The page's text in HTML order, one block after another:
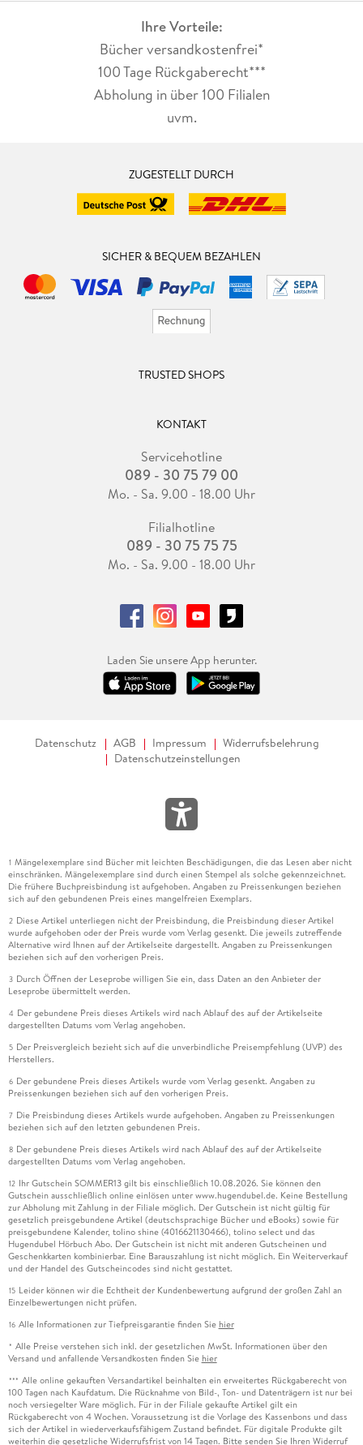
Ihre Vorteile:
Bücher versandkostenfrei*
100 Tage Rückgaberecht***
Abholung in über 100 Filialen
uvm.
ZUGESTELLT DURCH
SICHER & BEQUEM BEZAHLEN
TRUSTED SHOPS
KONTAKT
Servicehotline
089 - 30 75 79 00
Mo. - Sa. 9.00 - 18.00 Uhr
Filialhotline
089 - 30 75 75 75
Mo. - Sa. 9.00 - 18.00 Uhr
Laden Sie unsere App herunter.
Datenschutz AGB Impressum
Widerrufsbelehrung
Datenschutzeinstellungen
1 Mängelexemplare sind Bücher mit leichten Beschädigungen, die das Lesen aber nicht
einschränken. Mängelexemplare sind durch einen Stempel als solche gekennzeichnet.
Die frühere Buchpreisbindung ist aufgehoben. Angaben zu Preissenkungen beziehen
sich auf den gebundenen Preis eines mangelfreien Exemplars.
2 Diese Artikel unterliegen nicht der Preisbindung, die Preisbindung dieser Artikel
wurde aufgehoben oder der Preis wurde vom Verlag gesenkt. Die jeweils zutreffende
Alternative wird Ihnen auf der Artikelseite dargestellt. Angaben zu Preissenkungen
beziehen sich auf den vorherigen Preis.
3 Durch Öffnen der Leseprobe willigen Sie ein, dass Daten an den Anbieter der
Leseprobe übermittelt werden.
4 Der gebundene Preis dieses Artikels wird nach Ablauf des auf der Artikelseite
dargestellten Datums vom Verlag angehoben.
5 Der Preisvergleich bezieht sich auf die unverbindliche Preisempfehlung (UVP) des
Herstellers.
6 Der gebundene Preis dieses Artikels wurde vom Verlag gesenkt. Angaben zu
Preissenkungen beziehen sich auf den vorherigen Preis.
7 Die Preisbindung dieses Artikels wurde aufgehoben. Angaben zu Preissenkungen
beziehen sich auf den letzten gebundenen Preis.
8 Der gebundene Preis dieses Artikels wird nach Ablauf des auf der Artikelseite
dargestellten Datums vom Verlag angehoben.
12 Ihr Gutschein SOMMER13 gilt bis einschließlich 10.08.2026. Sie können den
Gutschein ausschließlich online einlösen unter www.hugendubel.de. Keine Bestellung
zur Abholung mit Zahlung in der Filiale möglich. Der Gutschein ist nicht gültig für
gesetzlich preisgebundene Artikel (deutschsprachige Bücher und eBooks) sowie für
preisgebundene Kalender, tolino shine (4016621130466), tolino select und das
Hugendubel Hörbuch Abo. Der Gutschein ist nicht mit anderen Gutscheinen und
Geschenkkarten kombinierbar. Eine Barauszahlung ist nicht möglich. Ein Weiterverkauf
und der Handel des Gutscheincodes sind nicht gestattet.
15 Leider können wir die Echtheit der Kundenbewertung aufgrund der großen Zahl an
Einzelbewertungen nicht prüfen.
16 Alle Informationen zur Tiefpreisgarantie finden Sie hier
* Alle Preise verstehen sich inkl. der gesetzlichen MwSt. Informationen über den
Versand und anfallende Versandkosten finden Sie hier
*** Alle online gekauften Versandartikel beinhalten ein erweitertes Rückgaberecht von
100 Tagen nach Kaufdatum. Die Rücknahme von Bild-, Ton- und Datenträgern ist nur bei
noch versiegelter Ware möglich. Für in der Filiale gekaufte Artikel gilt ein
Rückgaberecht von 4 Wochen. Voraussetzung ist die Vorlage des Kassenbons und dass
sich der Artikel in wiederverkaufsfähigem Zustand befindet. Für digitale Produkte gilt
weiterhin die gesetzliche Widerrufsfrist von 14 Tagen. Bitte senden Sie Ihren Widerruf